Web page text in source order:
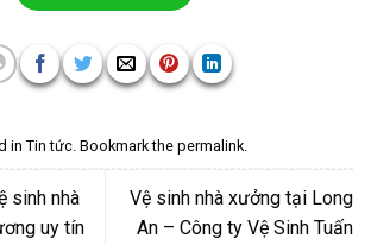
in Tin tức. Bookmark the permalink.
sinh nhà
uy tín
Vệ sinh nhà xưởng tại Long
An – Công ty Vệ Sinh Tuấn